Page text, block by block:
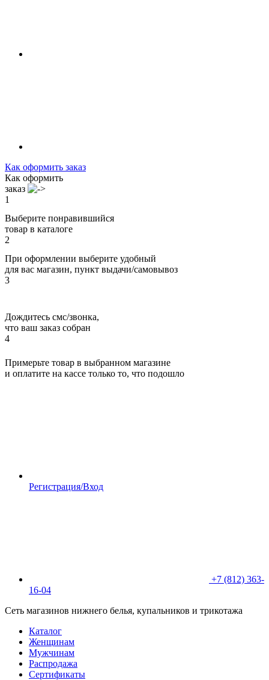
Как оформить заказ
Как оформить
заказ
1
Выберите понравившийся
товар в каталоге
2
При оформлении выберите удобный
для вас магазин, пункт выдачи/самовывоз
3
Дождитесь смс/звонка,
что ваш заказ собран
4
Примерьте товар в выбранном магазине
и оплатите на кассе только то, что подошло
Регистрация/Вход
+7 (812) 363-
16-04
Сеть магазинов нижнего белья, купальников и трикотажа
Каталог
Женщинам
Мужчинам
Распродажа
Сертификаты